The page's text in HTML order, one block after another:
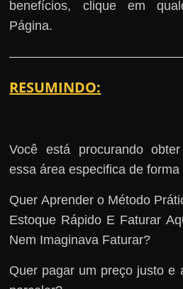
benefícios, clique em
Página.
RESUMINDO:
Você está procurando
essa área especifica de
Quer Aprender o Método
Estoque Rápido E Faturar
Nem Imaginava Faturar?
Quer pagar um preço justo e